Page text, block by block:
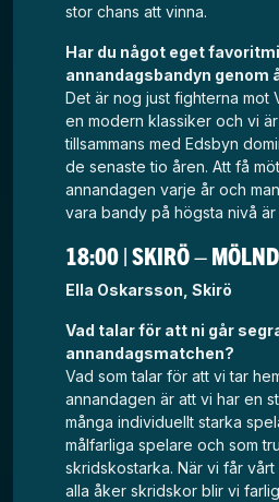
stor chans att vinna.
Har du något eget
annandagsbandyn genom
Det är nog just fighterna mot
en modern klassiker och vi
tillsammans med Edsbyn
de senaste tio åren. Att få
annandagen varje år och
vara bandy på högsta nivå
18:00 | SKIRÖ –
Ella Oskarsson, Skirö
Vad talar för att ni går
annandagsmatchen?
Vad som talar för att vi tar
annandagen är att vi har en
många individuellt starka
målfarliga spelare och som
skridskostarka. När vi får
alla åker skridskor blir vi